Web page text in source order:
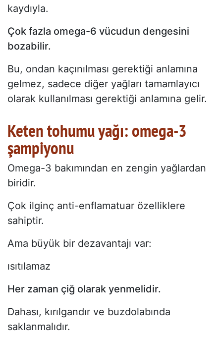
kaydıyla.
Çok fazla omega-6 vücudun dengesini
bozabilir.
Bu, ondan kaçınılması gerektiği anlamına
gelmez, sadece diğer yağları tamamlayıcı
olarak kullanılması gerektiği anlamına gelir.
Keten tohumu yağı: omega-3
şampiyonu
Omega-3 bakımından en zengin yağlardan
biridir.
Çok ilginç anti-enflamatuar özelliklere
sahiptir.
Ama büyük bir dezavantajı var:
ısıtılamaz
Her zaman çiğ olarak yenmelidir.
Dahası, kırılgandır ve buzdolabında
saklanmalıdır.